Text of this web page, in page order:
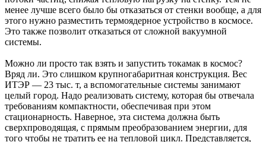
менее лучше всего было бы отказаться от стенки вообще, а для
этого нужно разместить термоядерное устройство в космосе.
Это также позволит отказаться от сложной вакуумной
системы.
Можно ли просто так взять и запустить токамак в космос?
Вряд ли. Это слишком крупногабаритная конструкция. Вес
ИТЭР — 23 тыс. т, а вспомогательные системы занимают
целый город. Надо реализовать систему, которая бы отвечала
требованиям компактности, обеспечивая при этом
стационарность. Наверное, эта система должна быть
сверхпроводящая, с прямым преобразованием энергии, для
того чтобы не тратить ее на тепловой цикл. Представляется,